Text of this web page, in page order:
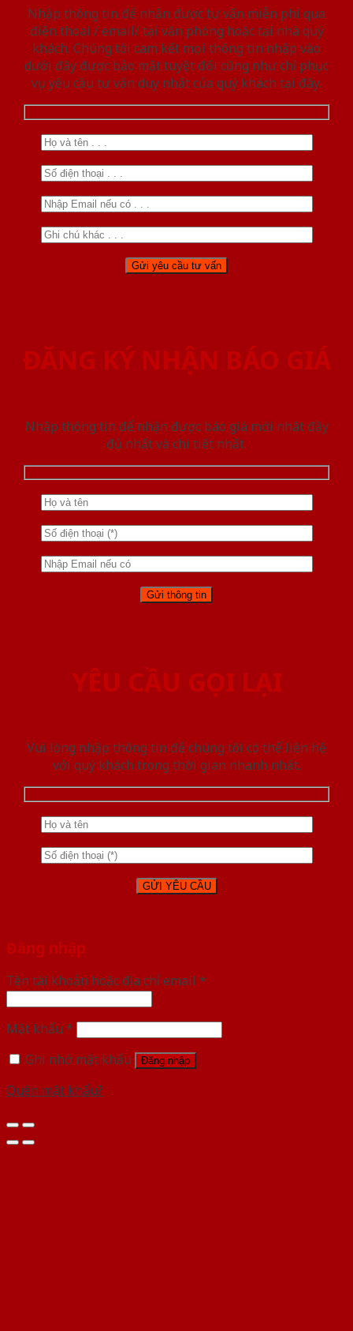
Nhập thông tin để nhận được tư vấn miễn phí qua
điện thoại / email/ tại văn phòng hoặc tại nhà quý
khách. Chúng tôi cam kết mọi thông tin nhập vào
dưới đây được bảo mật tuyệt đối cũng như chỉ phục
vụ yêu cầu tư vấn duy nhất của quý khách tại đây.
ĐĂNG KÝ NHẬN BÁO GIÁ
Nhập thông tin để nhận được báo giá mới nhât đầy
đủ nhất và chi tiết nhất.
YÊU CẦU GỌI LẠI
Vui lòng nhập thông tin để chúng tôi có thể liên hệ
với quý khách trong thời gian nhanh nhất.
Đăng nhập
Tên tài khoản hoặc địa chỉ email *
Mật khẩu *
Ghi nhớ mật khẩu
Đăng nhập
Quên mật khẩu?